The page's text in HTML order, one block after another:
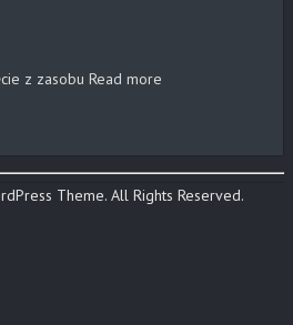
z zasobu Read more
Theme. All Rights Reserved.